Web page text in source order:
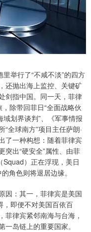
举行了“不咸不淡”的四方
还抛出海上监控、关键矿
剑指中国。同一天，菲律
除带回菲日“全面战略伙
划界谈判”、《军事情报
全球南方”项目主任萨朗·
了一种构想：随着菲律宾
突出“硬安全”属性、由菲
Squad）正在浮现，美日
角色则将退居边缘。
因：其一，菲律宾是美国
，即便不对美国百依百
菲律宾紧邻南海与台海，
岛链上的重要国家。